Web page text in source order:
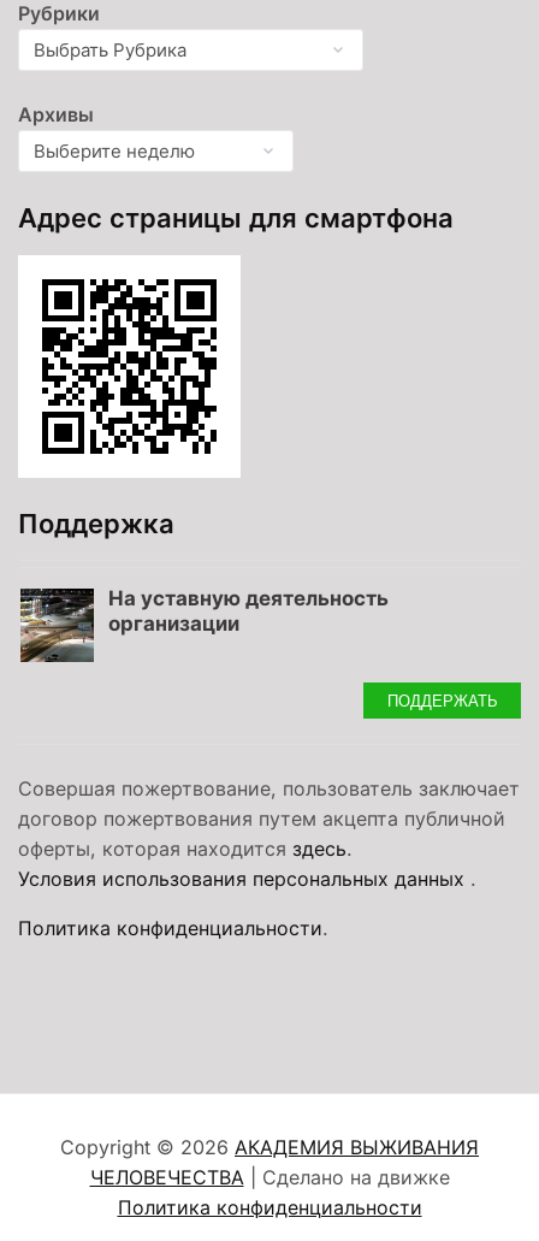
Рубрики
Архивы
Адрес страницы для смартфона
Поддержка
На уставную деятельность
организации
ПОДДЕРЖАТЬ
Совершая пожертвование, пользователь заключает
договор пожертвования путем акцепта публичной
оферты, которая находится здесь.
Условия использования персональных данных .
Политика конфиденциальности.
Copyright © 2026 АКАДЕМИЯ ВЫЖИВАНИЯ
ЧЕЛОВЕЧЕСТВА| Сделано на движке
Политика конфиденциальности